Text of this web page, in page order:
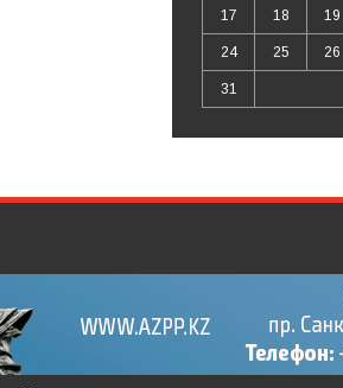
17 18 19
24 25 26
31